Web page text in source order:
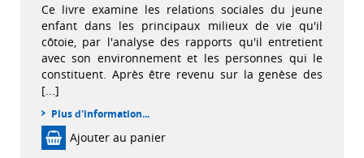
Ce livre examine les relations sociales du jeune
enfant dans les principaux milieux de vie qu'il
côtoie, par l'analyse des rapports qu'il entretient
avec son environnement et les personnes qui le
constituent. Après être revenu sur la genèse des
[...]
Plus d'information...
Ajouter au panier